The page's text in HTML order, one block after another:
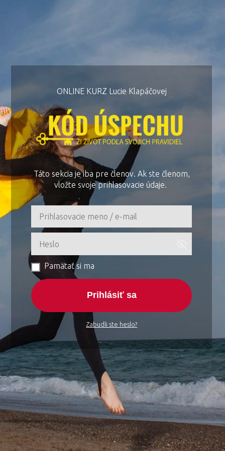
ONLINE KURZ Lucie Klapáčovej
Táto sekcia je iba pre členov. Ak ste členom,
vložte svoje prihlasovacie údaje.
Pamätať si ma
Prihlásiť sa
Zabudli ste heslo?